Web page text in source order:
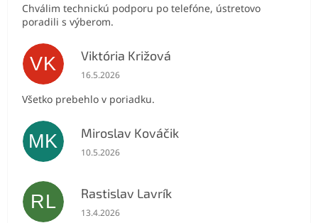
Chválim technickú podporu po telefóne, ústretovo
poradili s výberom.
VK Viktória Križová
Hodnotenie obchodu je 5 z 5 hviezdičiek.
16.5.2026
Všetko prebehlo v poriadku.
MK Miroslav Kováčik
Hodnotenie obchodu je 5 z 5 hviezdičiek.
10.5.2026
RL Rastislav Lavrík
Hodnotenie obchodu je 5 z 5 hviezdičiek.
13.4.2026